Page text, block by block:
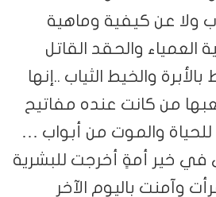
ولا عن كيفية وماهية
العمياء والحقد القاتل
والخيط الثياب ..إنها
من كانت عنده مفاتيح
للحياة والموت من أبواب …
في خير أمةٍ أخرجت للبشرية
وآمنت باليوم الآخر